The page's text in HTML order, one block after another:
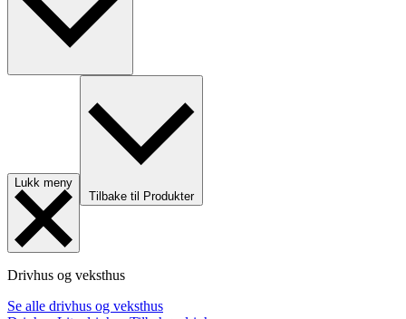
Lukk meny
Tilbake til Produkter
Drivhus og veksthus
Se alle drivhus og veksthus